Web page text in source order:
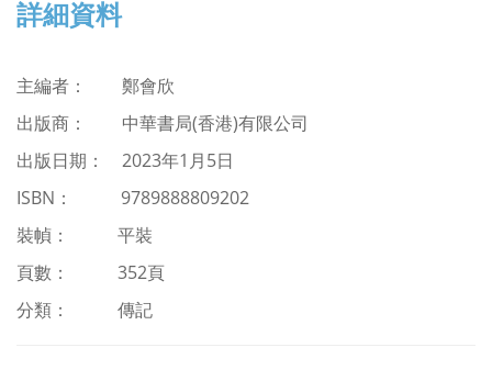
詳細資料
主編者： 鄭會欣
出版商： 中華書局(香港)有限公司
出版日期： 2023年1月5日
ISBN ：
9789888809202
裝幀： 平裝
頁數： 352頁
分類：
傳記